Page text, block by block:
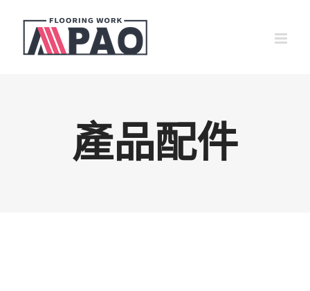
content
產品配件